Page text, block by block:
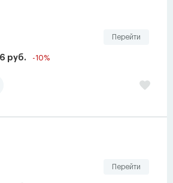
Перейти
руб. -10%
Перейти